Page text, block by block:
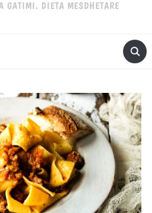
GATIMI. DIETA MESDHETARE